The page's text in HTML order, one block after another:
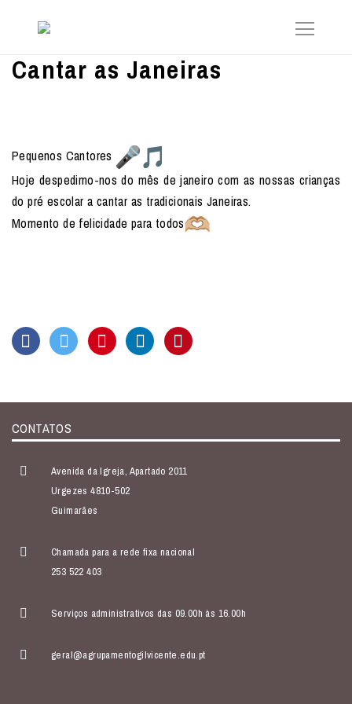
Cantar as Janeiras
Pequenos Cantores
Hoje despedimo-nos do mês de janeiro com as nossas crianças
do pré escolar a cantar as tradicionais Janeiras.
Momento de felicidade para todos
CONTATOS
Avenida da Igreja, Apartado 2011
Urgezes 4810-502
Guimarães
Chamada para a rede fixa nacional
253 522 403
Serviços administrativos das 09.00h às 16.00h
geral@agrupamentogilvicente.edu.pt